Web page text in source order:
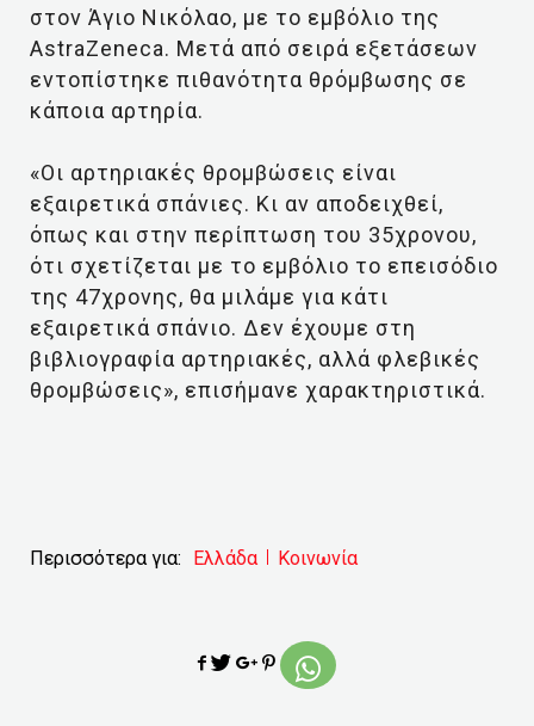
στον Άγιο Νικόλαο, με το εμβόλιο της
AstraZeneca. Mετά από σειρά εξετάσεων
εντοπίστηκε πιθανότητα θρόμβωσης σε
κάποια αρτηρία.
«Οι αρτηριακές θρομβώσεις είναι
εξαιρετικά σπάνιες. Κι αν αποδειχθεί,
όπως και στην περίπτωση του 35χρονου,
ότι σχετίζεται με το εμβόλιο το επεισόδιο
της 47χρονης, θα μιλάμε για κάτι
εξαιρετικά σπάνιο. Δεν έχουμε στη
βιβλιογραφία αρτηριακές, αλλά φλεβικές
θρομβώσεις», επισήμανε χαρακτηριστικά.
Περισσότερα για: Ελλάδα Κοινωνία